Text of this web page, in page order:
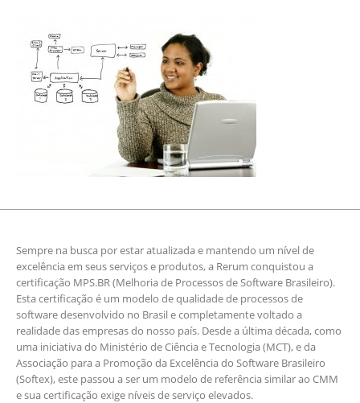
Sempre na busca por estar atualizada e mantendo um nível de
excelência em seus serviços e produtos, a Rerum conquistou a
certificação MPS.BR (Melhoria de Processos de Software Brasileiro).
Esta certificação é um modelo de qualidade de processos de
software desenvolvido no Brasil e completamente voltado a
realidade das empresas do nosso país. Desde a última década, como
uma iniciativa do Ministério de Ciência e Tecnologia (MCT), e da
Associação para a Promoção da Excelência do Software Brasileiro
(Softex), este passou a ser um modelo de referência similar ao CMM
e sua certificação exige níveis de serviço elevados.